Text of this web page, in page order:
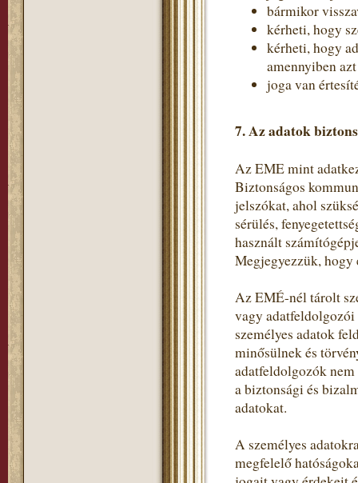
bármikor
kérheti, hogy
kérheti, hogy
amennyiben
joga van
7. Az adatok
Az EME mint
Biztonságos
jelszókat, ahol
sérülés,
használt
Megjegyezzük, hogy
Az EMÉ-nél tárolt
vagy
személyes adatok
minősülnek és
adatfeldolgozók
a biztonsági és
adatokat.
A személyes
megfelelő